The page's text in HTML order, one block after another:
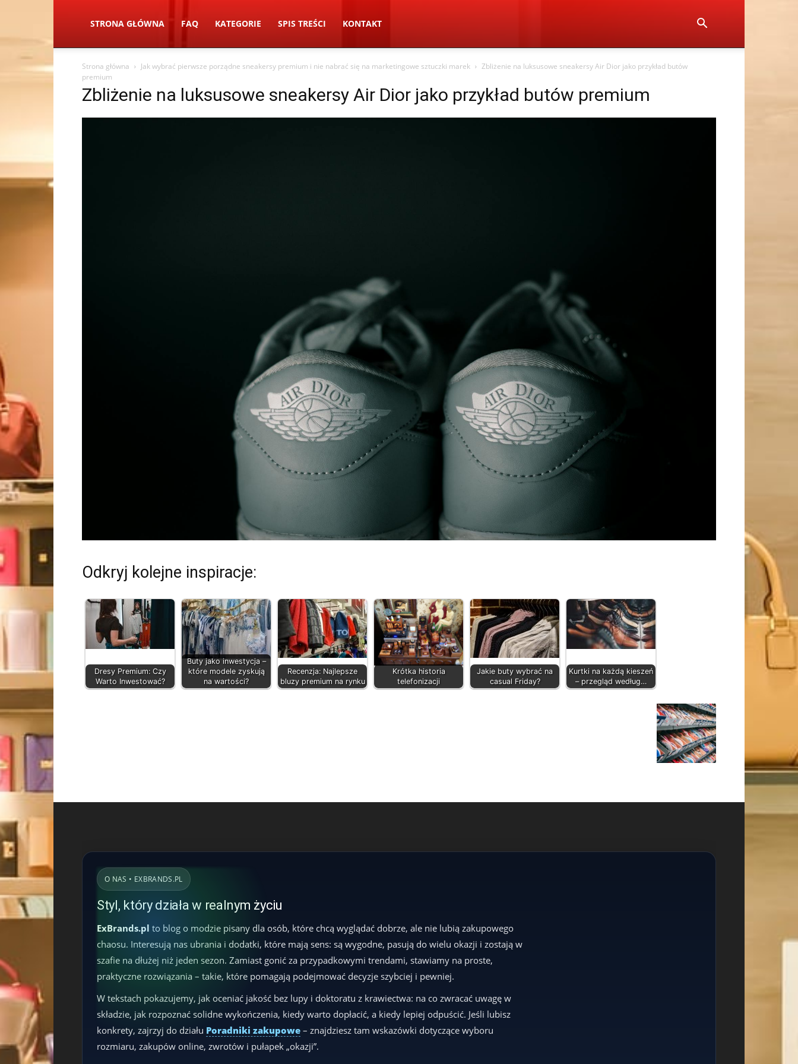
STRONA GŁÓWNA FAQ KATEGORIE SPIS TREŚCI KONTAKT
Strona główna Jak wybrać pierwsze porządne sneakersy premium i nie nabrać się na marketingowe sztuczki marek
Zbliżenie na luksusowe sneakersy Air Dior jako przykład butów
premium
Zbliżenie na luksusowe sneakersy Air Dior jako przykład butów premium
Odkryj kolejne inspiracje:
Dresy Premium: Czy
Warto Inwestować?
Buty jako inwestycja –
które modele zyskują
na wartości?
Recenzja: Najlepsze
bluzy premium na rynku
Krótka historia
telefonizacji
Jakie buty wybrać na
casual Friday?
Kurtki na każdą kieszeń
– przegląd według…
O NAS • EXBRANDS.PL
Styl, który działa w realnym życiu
ExBrands.pl to blog o modzie pisany dla osób, które chcą wyglądać dobrze, ale nie lubią zakupowego
chaosu. Interesują nas ubrania i dodatki, które mają sens: są wygodne, pasują do wielu okazji i zostają w
szafie na dłużej niż jeden sezon. Zamiast gonić za przypadkowymi trendami, stawiamy na proste,
praktyczne rozwiązania – takie, które pomagają podejmować decyzje szybciej i pewniej.
W tekstach pokazujemy, jak oceniać jakość bez lupy i doktoratu z krawiectwa: na co zwracać uwagę w
składzie, jak rozpoznać solidne wykończenia, kiedy warto dopłacić, a kiedy lepiej odpuścić. Jeśli lubisz
konkrety, zajrzyj do działu Poradniki zakupowe – znajdziesz tam wskazówki dotyczące wyboru
rozmiaru, zakupów online, zwrotów i pułapek „okazji”.